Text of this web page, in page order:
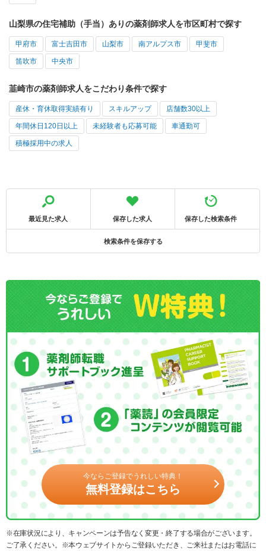
山梨県の住宅補助（手当）ありの薬剤師求人を市区町村で探す
甲府市 富士吉田市 山梨市 南アルプス市 甲斐市
笛吹市 中央市
韮崎市の薬剤師求人をこだわり条件で探す
産休・育休取得実績有り スキルアップ 店舗数30以上
年間休日120日以上 未経験者も応募可能 車通勤可
積極採用中の求人
最近見た求人 保存した求人 保存した検索条件
検索条件を保存する
今ならご登録でうれしい特典！
無料登録はこちら
※在庫状況により、キャンペーンは予告なく変更・終了する場合がございます。
ご了承ください。※本ウェブサイトからご登録いただき、ご来社またはお電話に